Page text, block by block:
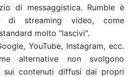
di messaggistica. Rumble è
di streaming video, come
molto "lascivi".
YouTube, Instagram, ecc.
alternative non svolgono
sui contenuti diffusi dai propri